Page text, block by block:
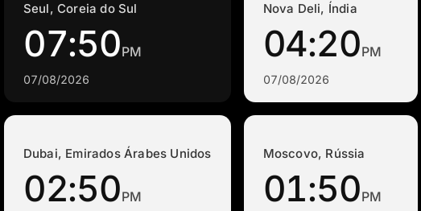
Seul, Coreia do Sul
07:50PM
07/08/2026
Nova Deli, Índia
04:20PM
07/08/2026
Dubai, Emirados Árabes Unidos
02:50PM
Moscovo, Rússia
01:50PM